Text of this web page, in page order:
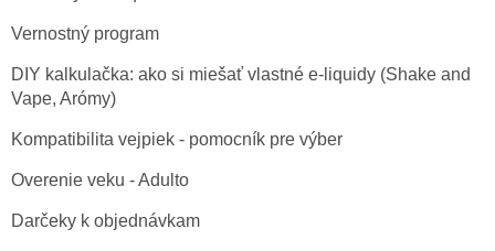
Vernostný program
DIY kalkulačka: ako si miešať vlastné e-liquidy (Shake and
Vape, Arómy)
Kompatibilita vejpiek - pomocník pre výber
Overenie veku - Adulto
Darčeky k objednávkam